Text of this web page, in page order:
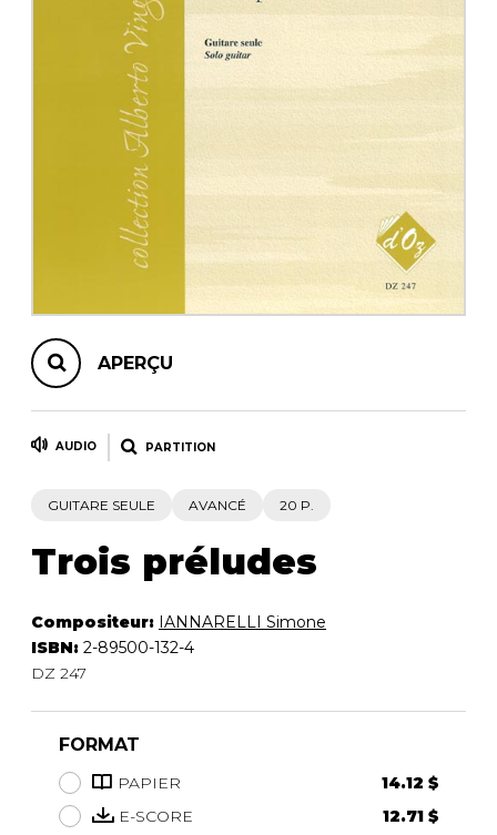
AUTRES PRODUITS
APERÇU
AUDIO PARTITION
GUITARE SEULE AVANCÉ 20 P.
Trois préludes
Compositeur: IANNARELLI Simone
ISBN: 2-89500-132-4
DZ 247
FORMAT
PAPIER
14.12 $
E-SCORE
12.71 $